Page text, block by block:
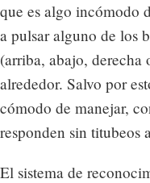
que es algo incómodo
a pulsar alguno de los
(arriba, abajo, derecha
alrededor. Salvo por
cómodo de manejar,
responden sin titubeos
El sistema de